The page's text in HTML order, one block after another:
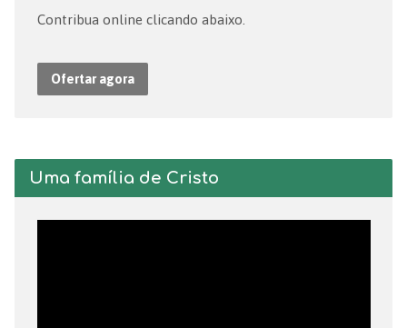
Contribua online clicando abaixo.
Ofertar agora
Uma família de Cristo